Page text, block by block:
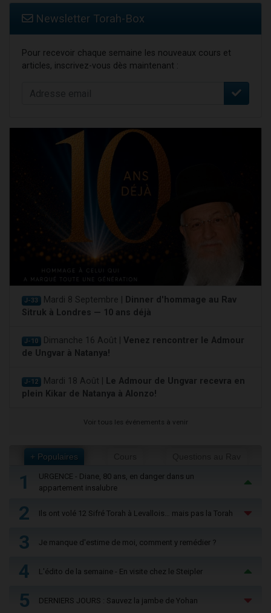
Newsletter Torah-Box
Pour recevoir chaque semaine les nouveaux cours et
articles, inscrivez-vous dès maintenant :
J-33 Mardi 8 Septembre |
Dinner d'hommage au Rav
Sitruk à Londres — 10 ans déjà
J-10 Dimanche 16 Août | Venez rencontrer le Admour
de Ungvar à Natanya!
J-12 Mardi 18 Août |
Le Admour de Ungvar recevra en
plein Kikar de Natanya à Alonzo!
Voir tous les événements à venir
+ Populaires
1
URGENCE - Diane, 80 ans, en danger dans un
appartement insalubre
2 Ils ont volé 12 Sifré Torah à Levallois… mais pas la Torah
3 Je manque d'estime de moi, comment y remédier ?
4 L'édito de la semaine - En visite chez le Steipler
5 DERNIERS JOURS : Sauvez la jambe de Yohan